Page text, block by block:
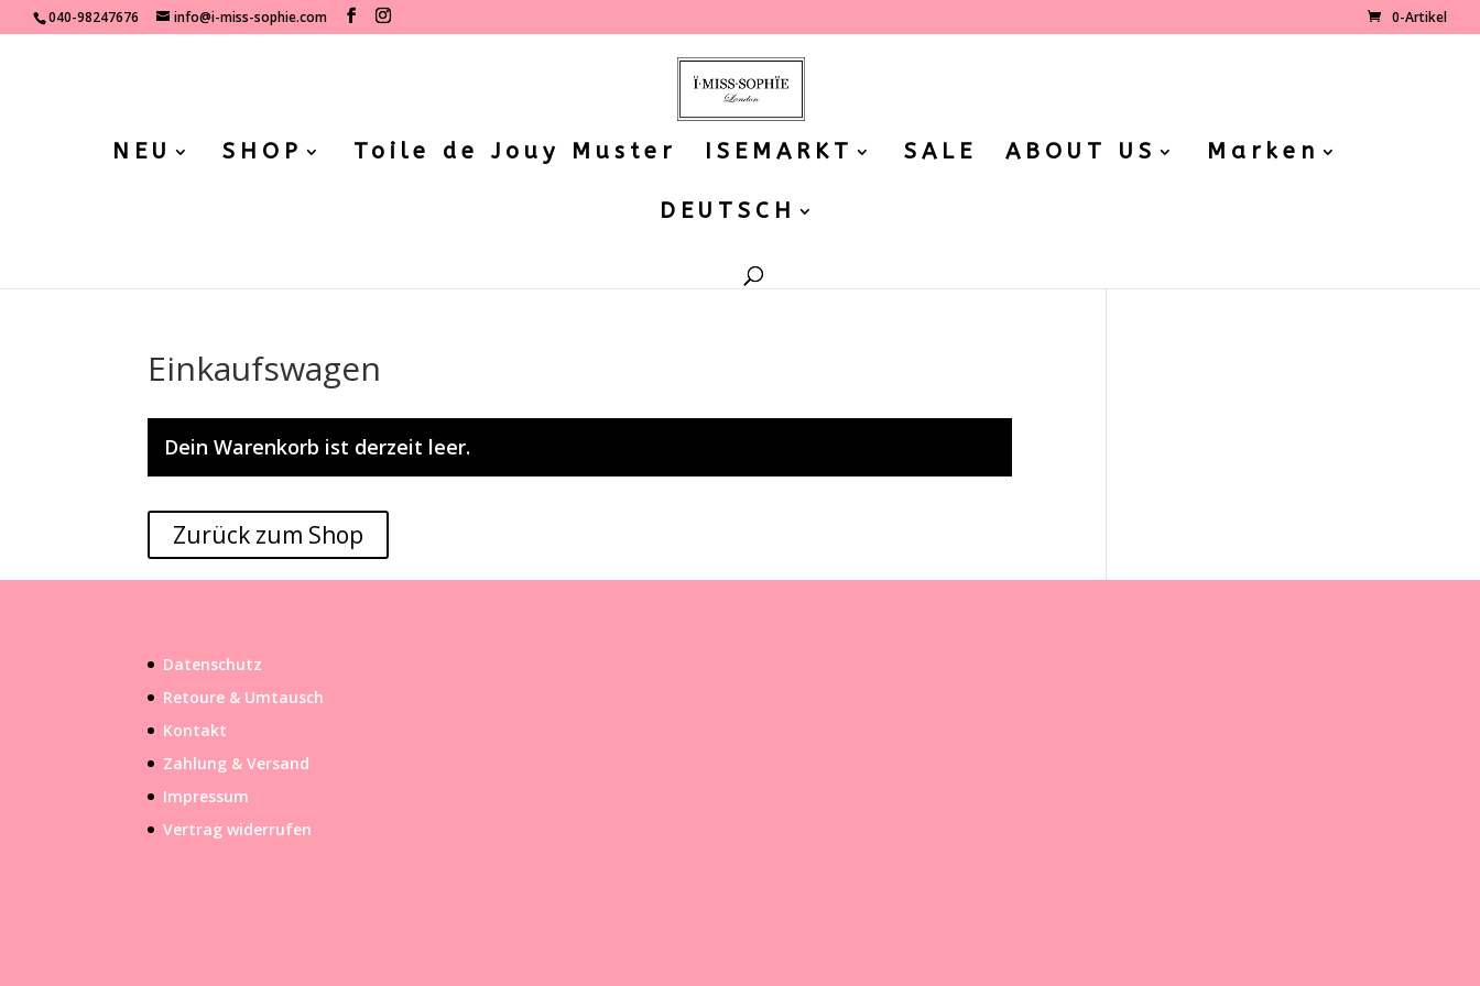
040-98247676 info@i-miss-sophie.com 0-Artikel
NEU SHOP Toile de Jouy Muster ISEMARKT SALE ABOUT US Marken
DEUTSCH
Einkaufswagen
Dein Warenkorb ist derzeit leer.
Zurück zum Shop
Datenschutz
Retoure & Umtausch
Kontakt
Zahlung & Versand
Impressum
Vertrag widerrufen